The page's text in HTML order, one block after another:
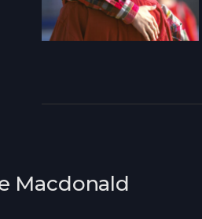
Macdonald